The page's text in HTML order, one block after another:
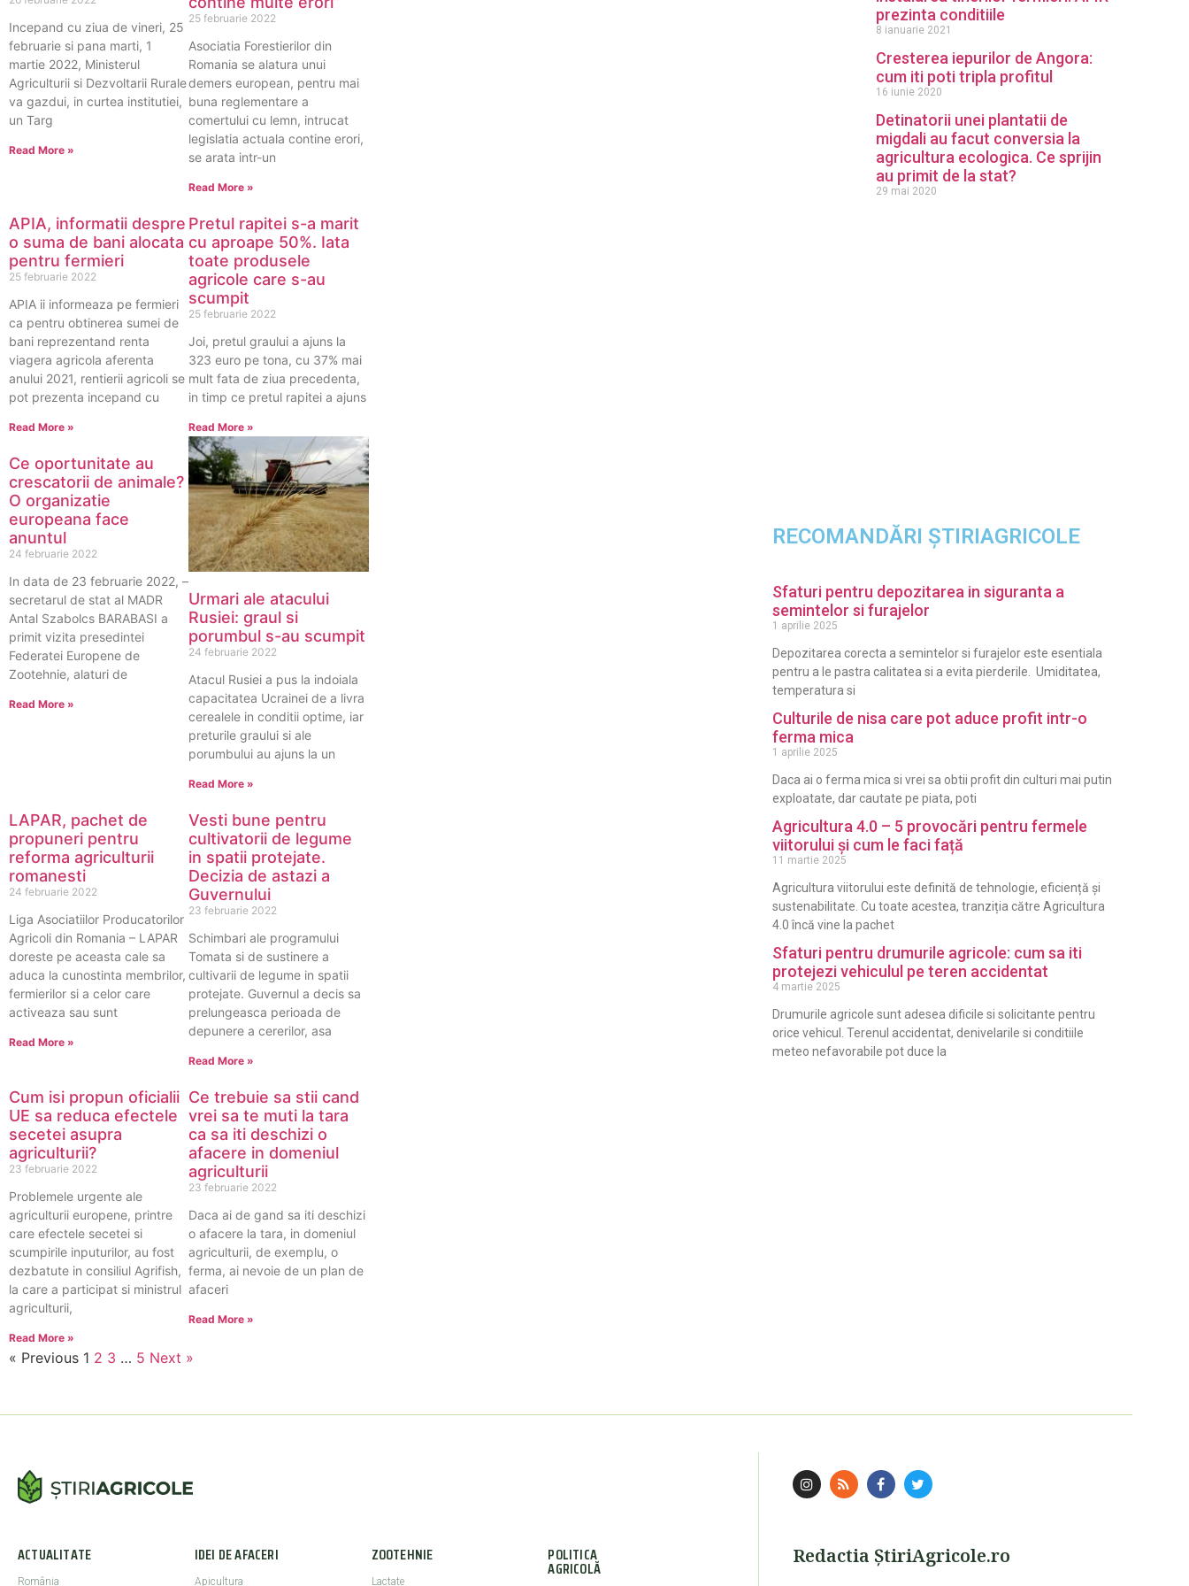
Incepand cu ziua de vineri, 25
februarie si pana marti, 1
martie 2022, Ministerul
Agriculturii si Dezvoltarii Rurale
va gazdui, in curtea institutiei,
un Targ
Read More »
25 februarie 2022
Asociatia Forestierilor din
Romania se alatura unui
demers european, pentru mai
buna reglementare a
comertului cu lemn, intrucat
legislatia actuala contine erori,
se arata intr-un
Read More »
APIA, informatii despre
o suma de bani alocata
pentru fermieri
25 februarie 2022
APIA ii informeaza pe fermieri
ca pentru obtinerea sumei de
bani reprezentand renta
viagera agricola aferenta
anului 2021, rentierii agricoli se
pot prezenta incepand cu
Read More »
Pretul rapitei s-a marit
cu aproape 50%. Iata
toate produsele
agricole care s-au
scumpit
25 februarie 2022
Joi, pretul graului a ajuns la
323 euro pe tona, cu 37% mai
mult fata de ziua precedenta,
in timp ce pretul rapitei a ajuns
Read More »
Ce oportunitate au
crescatorii de animale?
O organizatie
europeana face
anuntul
24 februarie 2022
In data de 23 februarie 2022, –
secretarul de stat al MADR
Antal Szabolcs BARABASI a
primit vizita presedintei
Federatei Europene de
Zootehnie, alaturi de
Read More »
Urmari ale atacului
Rusiei: graul si
porumbul s-au scumpit
24 februarie 2022
Atacul Rusiei a pus la indoiala
capacitatea Ucrainei de a livra
cerealele in conditii optime, iar
preturile graului si ale
porumbului au ajuns la un
Read More »
LAPAR, pachet de
propuneri pentru
reforma agriculturii
romanesti
24 februarie 2022
Liga Asociatiilor Producatorilor
Agricoli din Romania – LAPAR
doreste pe aceasta cale sa
aduca la cunostinta membrilor,
fermierilor si a celor care
activeaza sau sunt
Read More »
Vesti bune pentru
cultivatorii de legume
in spatii protejate.
Decizia de astazi a
Guvernului
23 februarie 2022
Schimbari ale programului
Tomata si de sustinere a
cultivarii de legume in spatii
protejate. Guvernul a decis sa
prelungeasca perioada de
depunere a cererilor, asa
Read More »
Cum isi propun oficialii
UE sa reduca efectele
secetei asupra
agriculturii?
23 februarie 2022
Problemele urgente ale
agriculturii europene, printre
care efectele secetei si
scumpirile inputurilor, au fost
dezbatute in consiliul Agrifish,
la care a participat si ministrul
agriculturii,
Read More »
Ce trebuie sa stii cand
vrei sa te muti la tara
ca sa iti deschizi o
afacere in domeniul
agriculturii
23 februarie 2022
Daca ai de gand sa iti deschizi
o afacere la tara, in domeniul
agriculturii, de exemplu, o
ferma, ai nevoie de un plan de
afaceri
Read More »
« Previous 1 2 3 … 5 Next »
prezinta conditiile
8 ianuarie 2021
Cresterea iepurilor de Angora:
cum iti poti tripla profitul
16 iunie 2020
Detinatorii unei plantatii de
migdali au facut conversia la
agricultura ecologica. Ce sprijin
au primit de la stat?
29 mai 2020
RECOMANDĂRI ȘTIRIAGRICOLE
Sfaturi pentru depozitarea in siguranta a
semintelor si furajelor
1 aprilie 2025
Depozitarea corecta a semintelor si furajelor este esentiala
pentru a le pastra calitatea si a evita pierderile. Umiditatea,
temperatura si
Culturile de nisa care pot aduce profit intr-o
ferma mica
1 aprilie 2025
Daca ai o ferma mica si vrei sa obtii profit din culturi mai putin
exploatate, dar cautate pe piata, poti
Agricultura 4.0 – 5 provocări pentru fermele
viitorului și cum le faci față
11 martie 2025
Agricultura viitorului este definită de tehnologie, eficiență și
sustenabilitate. Cu toate acestea, tranziția către Agricultura
4.0 încă vine la pachet
Sfaturi pentru drumurile agricole: cum sa iti
protejezi vehiculul pe teren accidentat
4 martie 2025
Drumurile agricole sunt adesea dificile si solicitante pentru
orice vehicul. Terenul accidentat, denivelarile si conditiile
meteo nefavorabile pot duce la
ACTUALITATE
România
IDEI DE AFACERI
Apicultura
ZOOTEHNIE
Lactate
POLITICA
AGRICOLĂ
Redactia ŞtiriAgricole.ro